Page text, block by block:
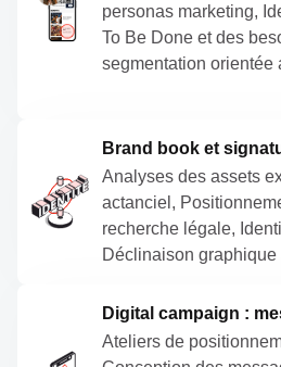
personas marketing,
To Be Done et des
segmentation orientée
Brand book et
Analyses des assets
actanciel,
recherche légale,
Déclinaison graphique
Digital campaign :
Ateliers de